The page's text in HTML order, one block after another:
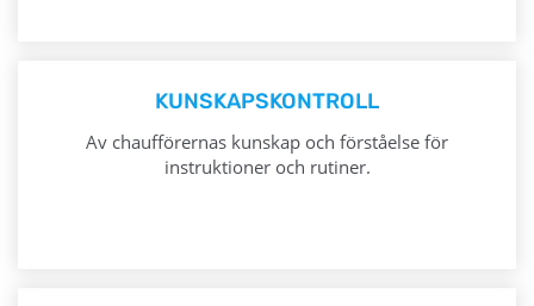
KUNSKAPSKONTROLL
Av chaufförernas kunskap och förståelse för
instruktioner och rutiner.